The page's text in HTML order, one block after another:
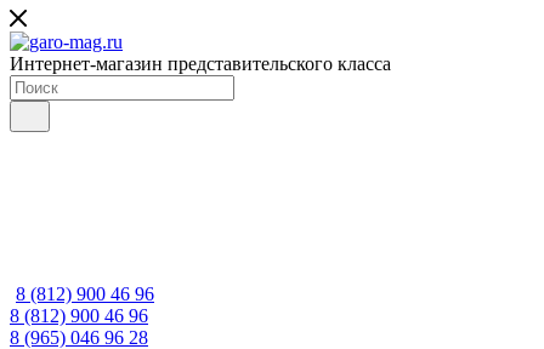
Интернет-магазин представительского класса
8 (812) 900 46 96
8 (812) 900 46 96
8 (965) 046 96 28